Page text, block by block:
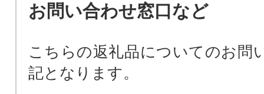
お問い合わせ窓口など
こちらの返礼品についてのお問
記となります。